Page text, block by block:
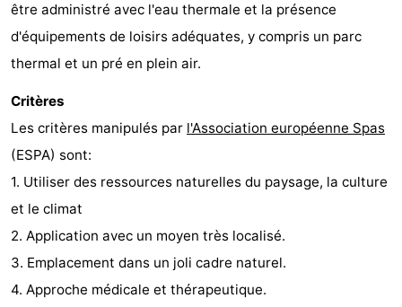
être administré avec l'eau thermale et la présence
d'équipements de loisirs adéquates, y compris un parc
thermal et un pré en plein air.
Critères
Les critères manipulés par l'Association européenne Spas
(ESPA) sont:
1. Utiliser des ressources naturelles du paysage, la culture
et le climat
2. Application avec un moyen très localisé.
3. Emplacement dans un joli cadre naturel.
4. Approche médicale et thérapeutique.